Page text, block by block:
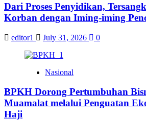
Dari Proses Penyidikan,
Korban dengan Iming-iming
editor1 July 31, 2026 0
Nasional
BPKH Dorong Pertumbuhan
Muamalat melalui Penguatan
Haji